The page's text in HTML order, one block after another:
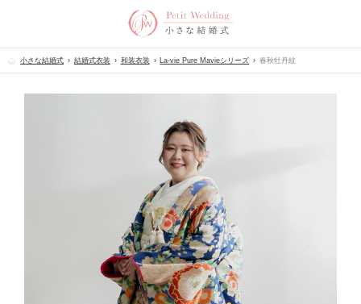
小さな結婚式 結婚式衣装 和装衣装 La-vie Pure Mavieシリーズ 春秋牡丹紋